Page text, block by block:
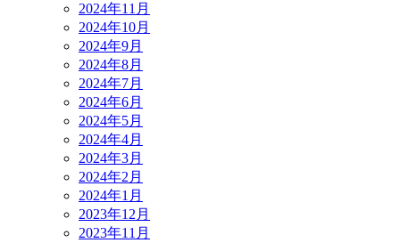
2024年11月
2024年10月
2024年9月
2024年8月
2024年7月
2024年6月
2024年5月
2024年4月
2024年3月
2024年2月
2024年1月
2023年12月
2023年11月